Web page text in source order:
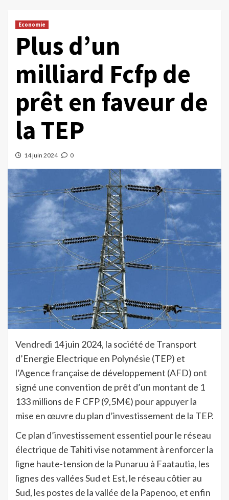
Economie
Plus d’un
milliard Fcfp de
prêt en faveur de
la TEP
14 juin 2024 0
Vendredi 14 juin 2024, la société de Transport
d’Energie Electrique en Polynésie (TEP) et
l’Agence française de développement (AFD) ont
signé une convention de prêt d’un montant de 1
133 millions de F CFP (9,5M€) pour appuyer la
mise en œuvre du plan d’investissement de la TEP.
Ce plan d’investissement essentiel pour le réseau
électrique de Tahiti vise notamment à renforcer la
ligne haute-tension de la Punaruu à Faatautia, les
lignes des vallées Sud et Est, le réseau côtier au
Sud, les postes de la vallée de la Papenoo, et enfin